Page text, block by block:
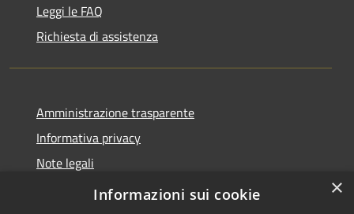
Leggi le FAQ
Richiesta di assistenza
Amministrazione trasparente
Informativa privacy
Note legali
Dichiarazione di accessibilità
×
Informazioni sui cookie